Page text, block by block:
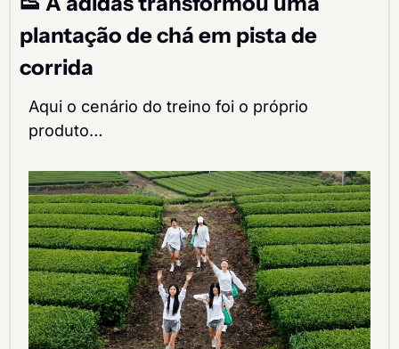
plantação de chá em pista de
corrida
Aqui o cenário do treino foi o próprio
produto…